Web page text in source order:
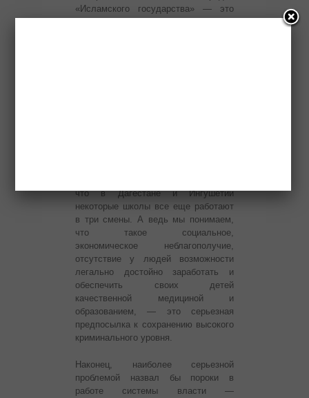
«Исламского государства» — это
что в Дагестане и Ингушетии
некоторые школы все еще работают
в три смены. А ведь мы понимаем,
что такое социальное,
экономическое неблагополучие,
отсутствие у людей возможности
легально достойно заработать и
обеспечить своих детей
качественной медициной и
образованием, — это серьезная
предпосылка к сохранению высокого
криминального уровня.
Наконец, наиболее серьезной
проблемой назвал бы пороки в
работе системы власти —